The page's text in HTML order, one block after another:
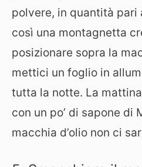
polvere, in quantità pari
così una montagnetta
posizionare sopra la
mettici un foglio in
tutta la notte. La
con un po’ di sapone di
macchia d’olio non ci